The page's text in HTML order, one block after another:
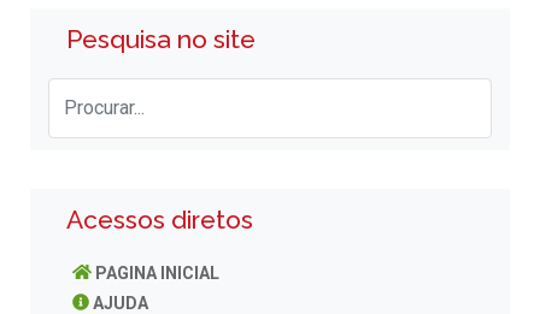
Pesquisa no site
Acessos diretos
PAGINA INICIAL
AJUDA